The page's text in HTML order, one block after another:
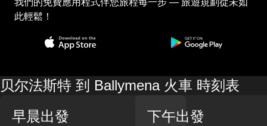
我們的免費應用程式伴您旅程每一步 — 旅遊規劃從未如
此輕鬆！
贝尔法斯特 到 Ballymena 火車 時刻表
早晨出發
下午出發